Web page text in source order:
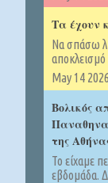
Τα έχουν
Να σπάσω
May 14 2026
Βολικός
της
Το είχαμε
εβδομάδα.